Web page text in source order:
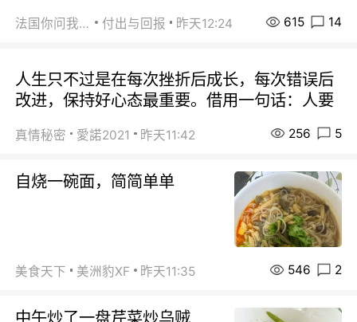
法国你问我答 付出与回报 昨天12:24 615 14
人生只不过是在每次挫折后成长，每次错误后
改进，保持好心态最重要。借用一句话：人要
真情秘密 愛諾2021 昨天11:42 256 5
自烧一碗面，简简单单
美食天下 美洲豹XF 昨天11:35 546 2
中午炒了一盘芹菜炒乌贼